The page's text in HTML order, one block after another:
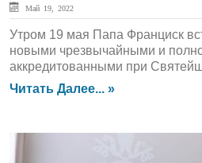
Май 19, 2022
Утром 19 мая Папа Франциск
новыми чрезвычайными и
аккредитованными при
Читать Далее... »